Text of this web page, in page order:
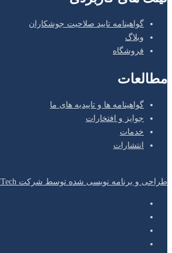
گواهینامه تایید صلاحیت جوشکاران
وبلاگ
فروشگاه
مطالعات
گواهینامه ها و تاییدیه های ما
جوایز و افتخارات
خدمات
انتشارات
طراحی و برنامه نویسی شده توسط شرکت NAFUNTech